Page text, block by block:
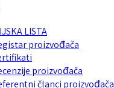
LISTA
proizvođača
proizvođača
članci proizvođača